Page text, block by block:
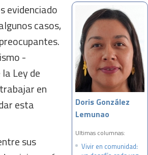
Doris González
Lemunao
Ultimas columnas:
Vivir en comunidad:
evidenciado
casos,
-
Ley de
en
esta
sus